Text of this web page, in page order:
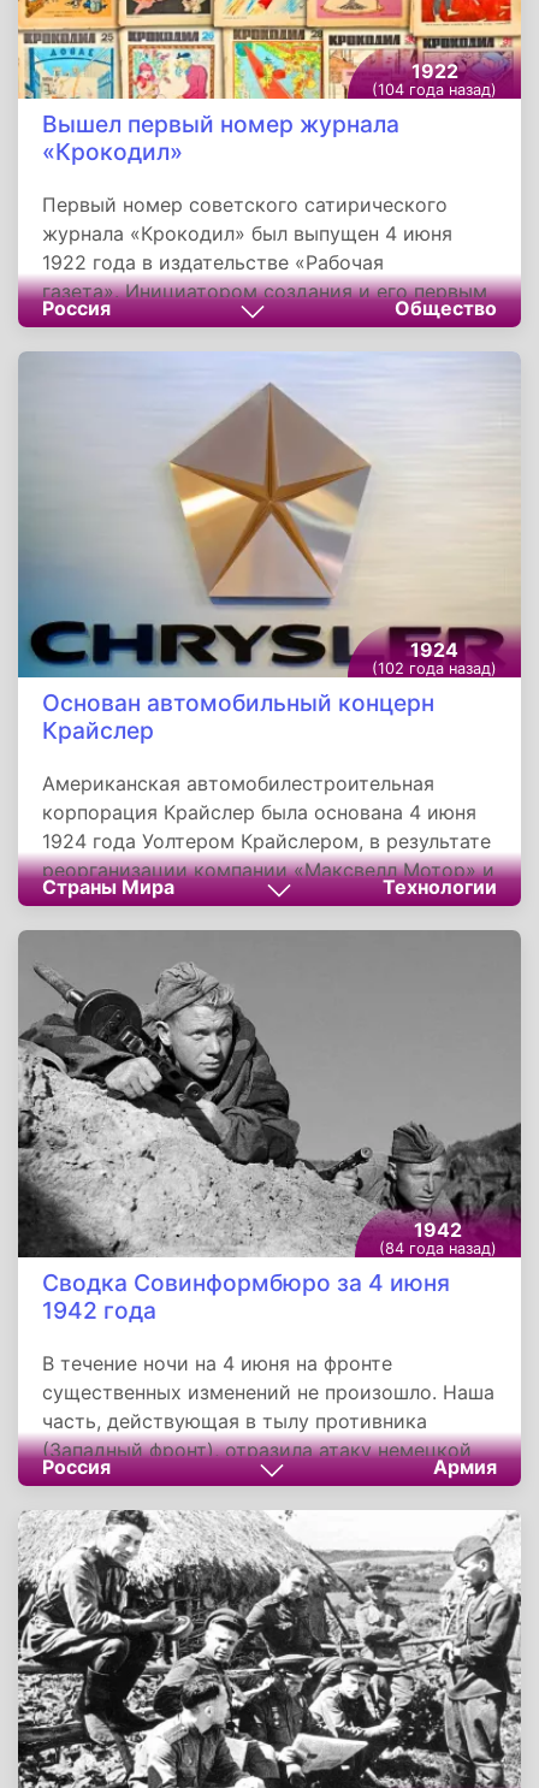
1922
(104 года назад)
Вышел первый номер журнала
«Крокодил»
Первый номер советского сатирического
журнала «Крокодил» был выпущен 4 июня
1922 года в издательстве «Рабочая
газета». Инициатором создания и его первым
редактором стал Константин Степанович
Еремеев. Изначально «Крокодил» выпускался
как бесплатное приложение к газете
«Рабочий», которое рассылалось
подписчикам вместе с воскресными
номерами, и носил такое же название.
С тринадцатого номера приложение стало
журналом и было переименовано.
Россия Общество
1924
(102 года назад)
Основан автомобильный концерн
Крайслер
Американская автомобилестроительная
корпорация Крайслер была основана 4 июня
1924 года Уолтером Крайслером, в результате
реорганизации компании «Максвелл Мотор» и
«Виллис-Оверленд». Родиной компании
является город Детройт, считающийся
колыбелью не только американского, но и
мирового автопрома.
Страны Мира Технологии
1942
(84 года назад)
Сводка Совинформбюро за 4 июня
1942 года
В течение ночи на 4 июня на фронте
существенных изменений не произошло. Наша
часть, действующая в тылу противника
(Западный фронт), отразила атаку немецкой
пехоты, наступавшей при поддержке танков.
Разведка одной нашей стрелковой части
ночью проникла в тыл противника и атаковала
немецкое подразделение. Получено
сообщение об успешных операциях отряда
украинских партизан.
Россия Армия